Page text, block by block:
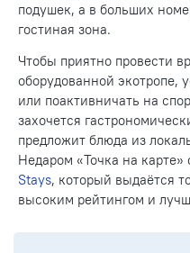
подушек, а в больших
гостиная зона.
Чтобы приятно провести
оборудованной экотропе,
или поактивничать на
захочется
предложит блюда из
Недаром «Точка на карте»
Stays, который выдаётся
высоким рейтингом и